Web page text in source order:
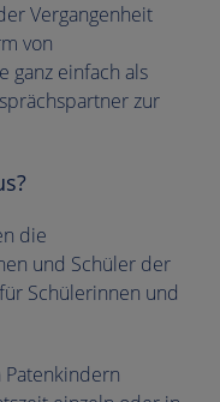
Vergangenheit
von
ganz einfach als
zur
die
und Schüler der
Schülerinnen und